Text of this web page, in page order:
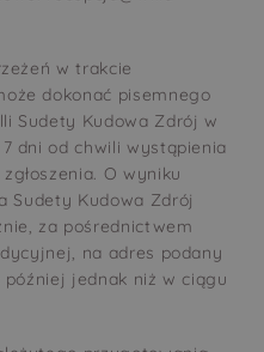
w trakcie
dokonać pisemnego
Sudety Kudowa Zdrój w
dni od chwili wystąpienia
O wyniku
Sudety Kudowa Zdrój
za pośrednictwem
na adres podany
jednak niż w ciągu